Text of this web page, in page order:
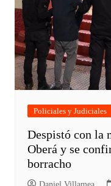
Policiales y Judiciales
Despistó con la
Oberá y se
borracho